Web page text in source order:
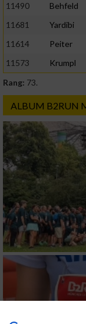
11490
Behfeld
11681
Yardibi
11614
Peiter
11573
Krumpl
Rang: 73.
ALBUM B2RUN